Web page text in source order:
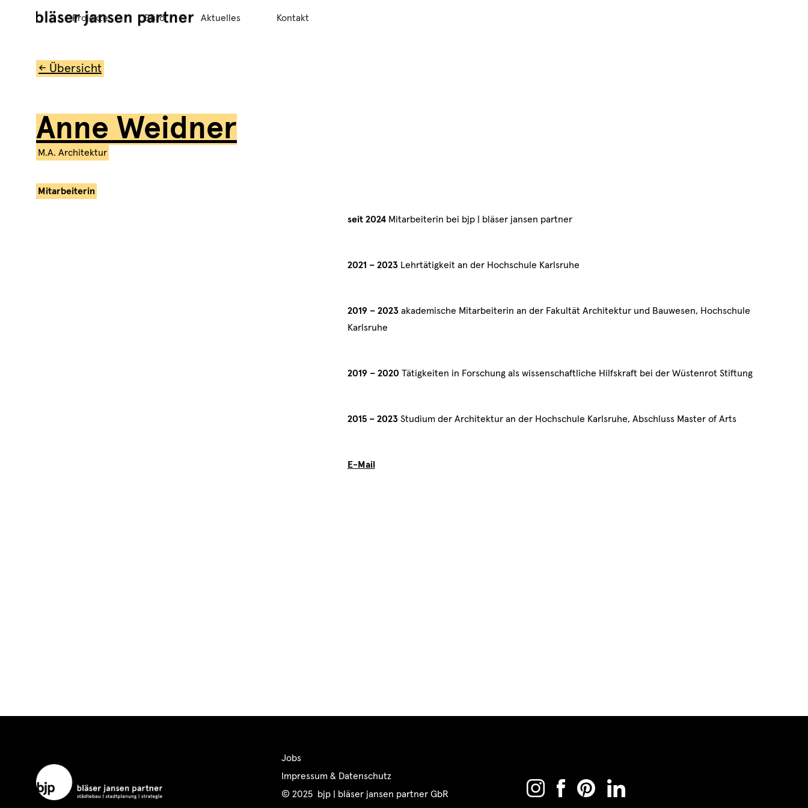
Projekte Büro Aktuelles Kontakt
← Übersicht
Anne Weidner
M.A. Architektur
Mitarbeiterin
seit 2024Mitarbeiterin bei bjp | bläser jansen partner
2021 – 2023Lehrtätigkeit an der Hochschule Karlsruhe
2019 – 2023akademische Mitarbeiterin an der Fakultät Architektur und Bauwesen, Hochschule
Karlsruhe
2019 – 2020 Tätigkeiten in Forschung als wissenschaftliche Hilfskraft bei der Wüstenrot Stiftung
2015 – 2023Studium der Architektur an der Hochschule Karlsruhe, Abschluss Master of Arts
E-Mail
Jobs
Impressum & Datenschutz
© 2025 bjp | bläser jansen partner GbR